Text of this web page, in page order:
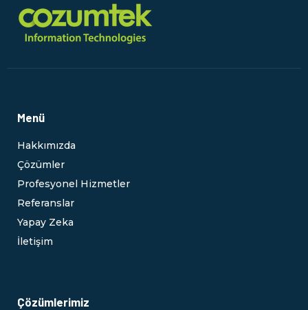
Menü
Hakkımızda
Çözümler
Profesyonel Hizmetler
Referanslar
Yapay Zeka
İletişim
Çözümlerimiz